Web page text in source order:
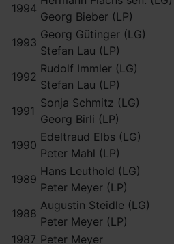
1994
Georg Bieber (LP)
1993
Georg Gütinger (LG)
Stefan Lau (LP)
1992
Rudolf Immler (LG)
Stefan Lau (LP)
1991
Sonja Schmitz (LG)
Georg Birli (LP)
1990
Edeltraud Elbs (LG)
Peter Mahl (LP)
1989
Hans Leuthold (LG)
Peter Meyer (LP)
1988
Augustin Steidle (LG)
Peter Meyer (LP)
1987 Peter Meyer